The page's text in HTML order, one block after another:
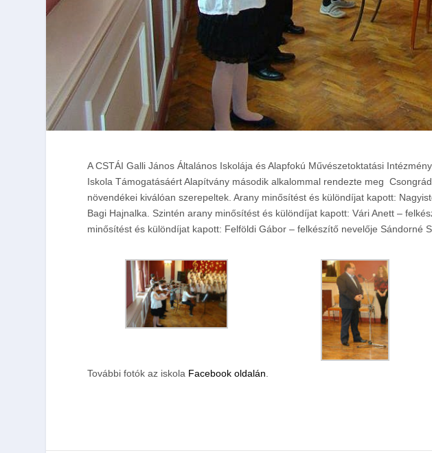
A CSTÁI Galli János Általános Iskolája és Alapfokú Művészetoktatási
Iskola Támogatásáért Alapítvány második alkalommal rendezte meg
növendékei kiválóan szerepeltek. Arany minősítést és különdíjat kapott:
Bagi Hajnalka. Szintén arany minősítést és különdíjat kapott: Vári Anett –
minősítést és különdíjat kapott: Felföldi Gábor – felkészítő nevelője Sándorné
További fotók az iskola Facebook oldalán